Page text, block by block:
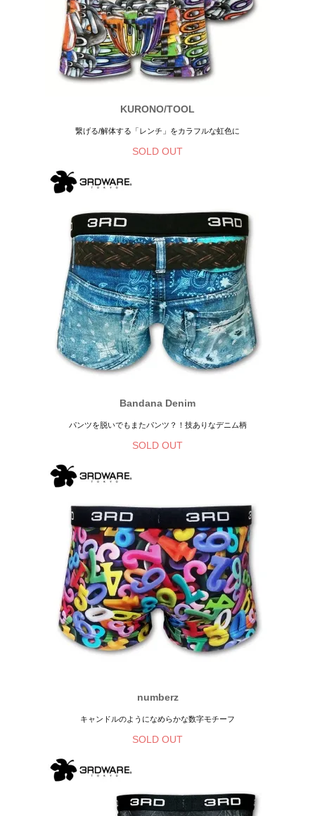
KURONO/TOOL
繋げる/解体する「レンチ」をカラフルな虹色に
SOLD OUT
Bandana Denim
パンツを脱いでもまたパンツ？！技ありなデニム柄
SOLD OUT
numberz
キャンドルのようになめらかな数字モチーフ
SOLD OUT